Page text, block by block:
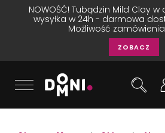
NOWOŚĆ! Tubądzin Mild Clay w
wysyłka w 24h - darmowa
Możliwość
ZOBACZ